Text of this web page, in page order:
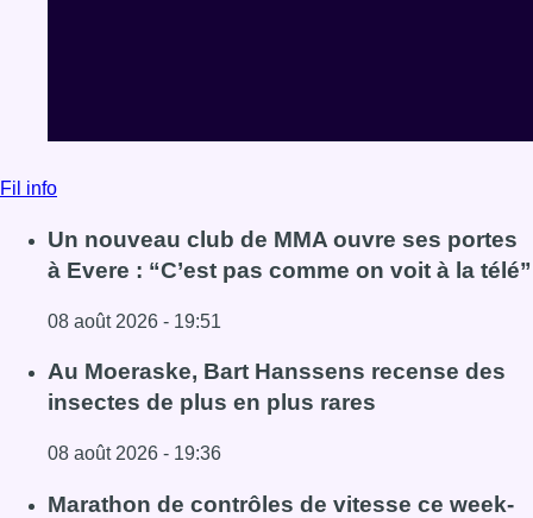
Fil info
Un nouveau club de MMA ouvre ses portes
à Evere : “C’est pas comme on voit à la télé”
08 août 2026 - 19:51
Lire l'article Un nouveau club de MMA ouvre ses portes à
Au Moeraske, Bart Hanssens recense des
insectes de plus en plus rares
08 août 2026 - 19:36
Lire l'article Au Moeraske, Bart Hanssens recense des
Marathon de contrôles de vitesse ce week-